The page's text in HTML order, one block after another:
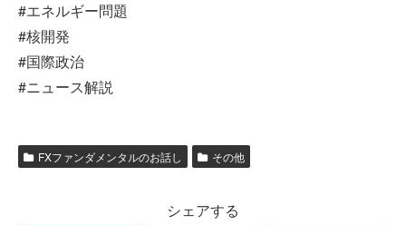
#エネルギー問題
#核開発
#国際政治
#ニュース解説
FXファンダメンタルのお話し その他
シェアする